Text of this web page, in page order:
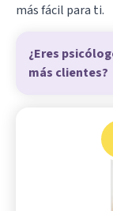
más fácil para ti.
¿Eres
más clientes?